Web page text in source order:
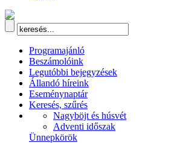
Programajánló
Beszámolóink
Legutóbbi bejegyzések
Állandó híreink
Eseménynaptár
Keresés, szűrés
Nagyböjt és húsvét
Adventi időszak
Ünnepkörök